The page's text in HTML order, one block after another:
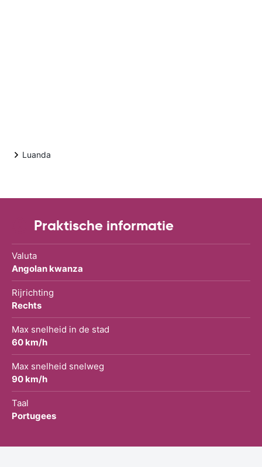
Luanda
Praktische informatie
Valuta
Angolan kwanza
Rijrichting
Rechts
Max snelheid in de stad
60 km/h
Max snelheid snelweg
90 km/h
Taal
Portugees